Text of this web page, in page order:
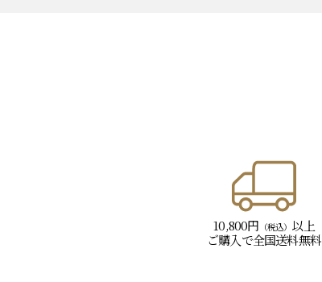
10,800円 （税込） 以上
ご購入で全国送料無料